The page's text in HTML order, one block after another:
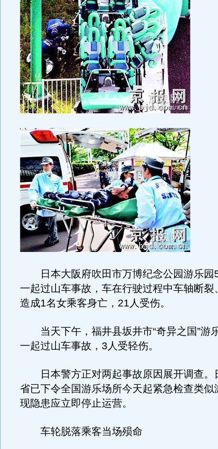
日本大阪府吹田市万博纪念公园游乐园
一起过山车事故，车在行驶过程中车轴断裂
造成1名女乘客身亡，21人受伤。
当天下午，福井县坂井市“奇异之国”游
一起过山车事故，3人受轻伤。
日本警方正对两起事故原因展开调查。
省已下令全国游乐场所今天起紧急检查类似
现隐患应立即停止运营。
车轮脱落乘客当场殒命